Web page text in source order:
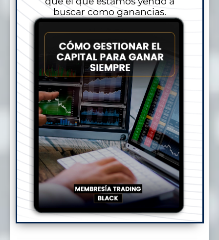
buscar como ganancias.